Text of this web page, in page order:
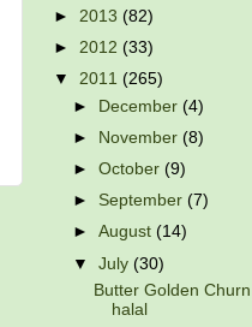
► 2013 (82)
► 2012 (33)
▼ 2011 (265)
►
December(4)
►
November(8)
►October(9)
► September(7)
►August(14)
▼July(30)
Butter Golden
halal